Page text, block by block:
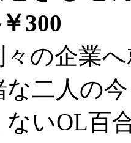
300
の企業
な二人の
いOL百